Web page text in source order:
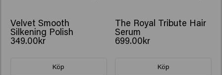
Velvet Smooth
Silkening Polish
349.00kr
Köp
The Royal Tribute Hair
Serum
699.00kr
Köp